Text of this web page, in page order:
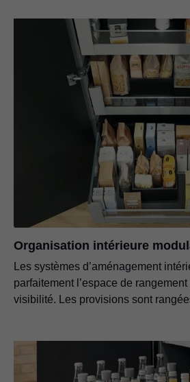
Organisation intérieure
Les systèmes d’aménagement
parfaitement l’espace de
visibilité. Les provisions sont